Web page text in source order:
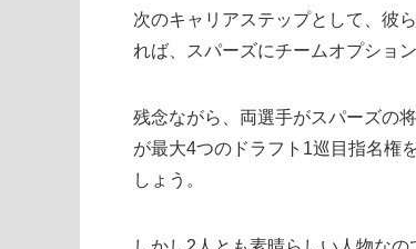
次のキャリアステップとして、彼
れば、スパーズにチームオプショ
残念ながら、両選手がスパーズの
が最大4つのドラフト1巡目指名権
しょう。